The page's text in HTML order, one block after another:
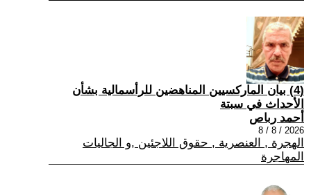
(4) بيان الماركسيين المناهضين للرأسمالية بشأن
الأحداث في سبتة
أحمد رباص
2026 / 8 / 8
الهجرة , العنصرية , حقوق اللاجئين ,و الجاليات
المهاجرة